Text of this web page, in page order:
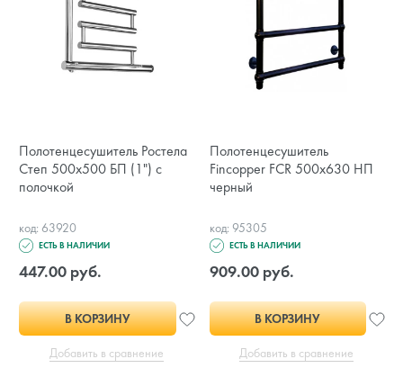
Полотенцесушитель Ростела
Степ 500х500 БП (1") с
полочкой
код: 63920
ЕСТЬ В НАЛИЧИИ
447.00 руб.
В КОРЗИНУ
Добавить в сравнение
Полотенцесушитель
Fincopper FCR 500x630 НП
черный
код: 95305
ЕСТЬ В НАЛИЧИИ
909.00 руб.
В КОРЗИНУ
Добавить в сравнение